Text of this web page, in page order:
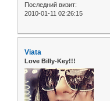
Последний визит:
2010-01-11 02:26:15
Viata
Love Billy-Key!!!